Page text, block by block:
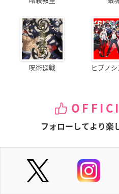
呪術廻戦 ヒプノ
フォローしてより楽